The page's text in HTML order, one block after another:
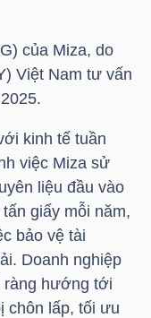
của Miza, do
Việt Nam tư vấn
kinh tế tuần
việc Miza sử
liệu đầu vào
giấy mỗi năm,
bảo vệ tài
Doanh nghiệp
ràng hướng tới
chôn lấp, tối ưu